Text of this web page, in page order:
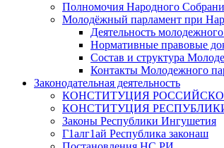
Полномочия Народного
Молодёжный парламент при
Деятельность
Нормативные правовые
Состав и структура
Контакты Молодежного
Законодательная деятельность
КОНСТИТУЦИЯ
КОНСТИТУЦИЯ
Законы Республики Ингушетия
Г1алг1ай Республика законаш